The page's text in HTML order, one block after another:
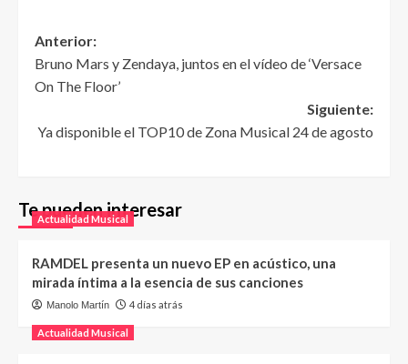
Anterior:
Bruno Mars y Zendaya, juntos en el vídeo de ‘Versace
On The Floor’
Siguiente:
Ya disponible el TOP10 de Zona Musical 24 de agosto
Te pueden interesar
Actualidad Musical
RAMDEL presenta un nuevo EP en acústico, una
mirada íntima a la esencia de sus canciones
Manolo Martín 4 días atrás
Actualidad Musical